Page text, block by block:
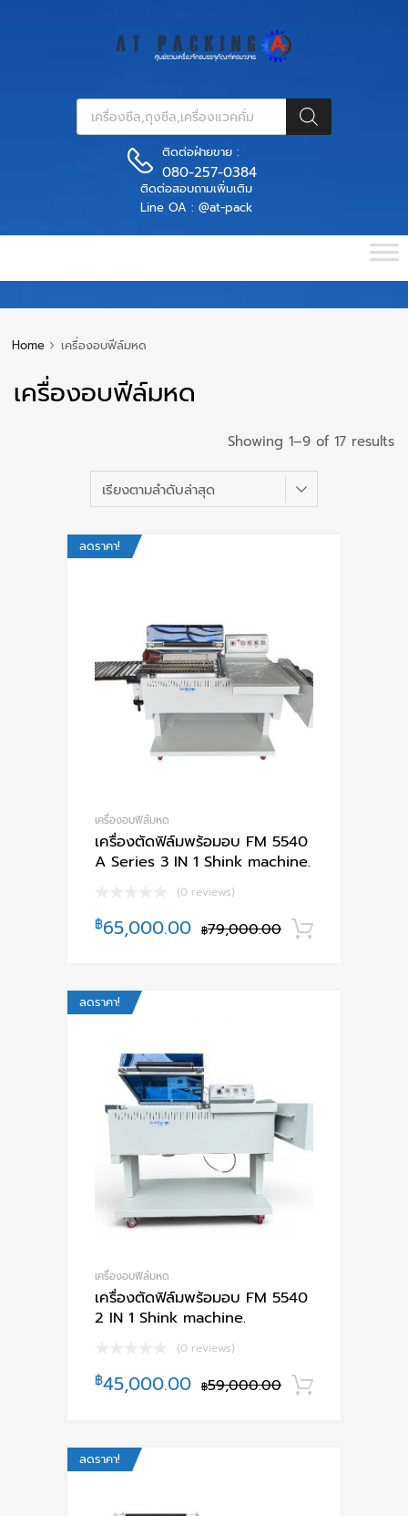
ติดต่อฝ่ายขาย :
080-257-0384
ติดต่อสอบถามเพิ่มเติม
Line OA : @at-pack
Home เครื่องอบฟีล์มหด
เครื่องอบฟีล์มหด
Showing 1–9 of 17 results
ลดราคา!
เครื่องอบฟีล์มหด
เครื่องตัดฟิล์มพร้อมอบ FM 5540
A Series 3 IN 1 Shink machine.
(0 reviews)
฿79,000.00
฿65,000.00
ลดราคา!
เครื่องอบฟีล์มหด
เครื่องตัดฟิล์มพร้อมอบ FM 5540
2 IN 1 Shink machine.
(0 reviews)
฿59,000.00
฿45,000.00
ลดราคา!